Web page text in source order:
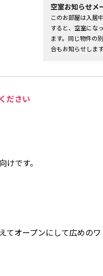
空室お知らせメ
このお部屋は入居中
すると、空室にな
ます。同じ物件の
合もお知らせしま
ださい
です。
てオープンにして広めのワ